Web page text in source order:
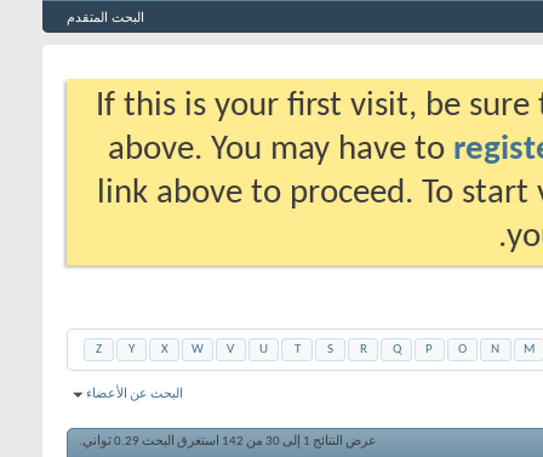
البحث المتقدم
If this is your first visit, be
above. You may have to
link above to proceed. To
M
N
O
P
Q
R
S
T
U
V
W
X
Y
Z
البحث عن الأعضاء
عرض النتائج 1 إلى 30 من 142 استغرق البحث 0.29ثواني.